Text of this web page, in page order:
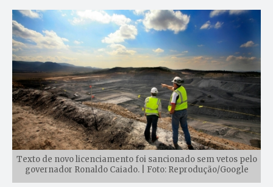
Texto de novo licenciamento foi sancionado sem vetos pelo
governador Ronaldo Caiado. | Foto: Reprodução/Google